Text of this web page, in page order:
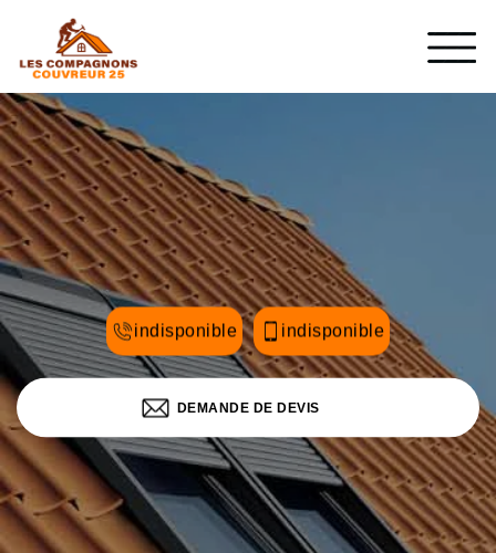
indisponible indisponible
DEMANDE DE DEVIS